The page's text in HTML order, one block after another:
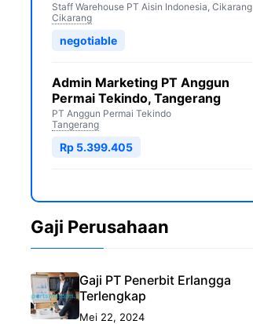
Staff Warehouse PT Aisin Indonesia, Cikarang
Cikarang
negotiable
Admin Marketing PT Anggun
Permai Tekindo, Tangerang
PT Anggun Permai Tekindo
Tangerang
Rp 5.399.405
Gaji Perusahaan
Gaji PT Penerbit Erlangga
Terlengkap
Mei 22, 2024